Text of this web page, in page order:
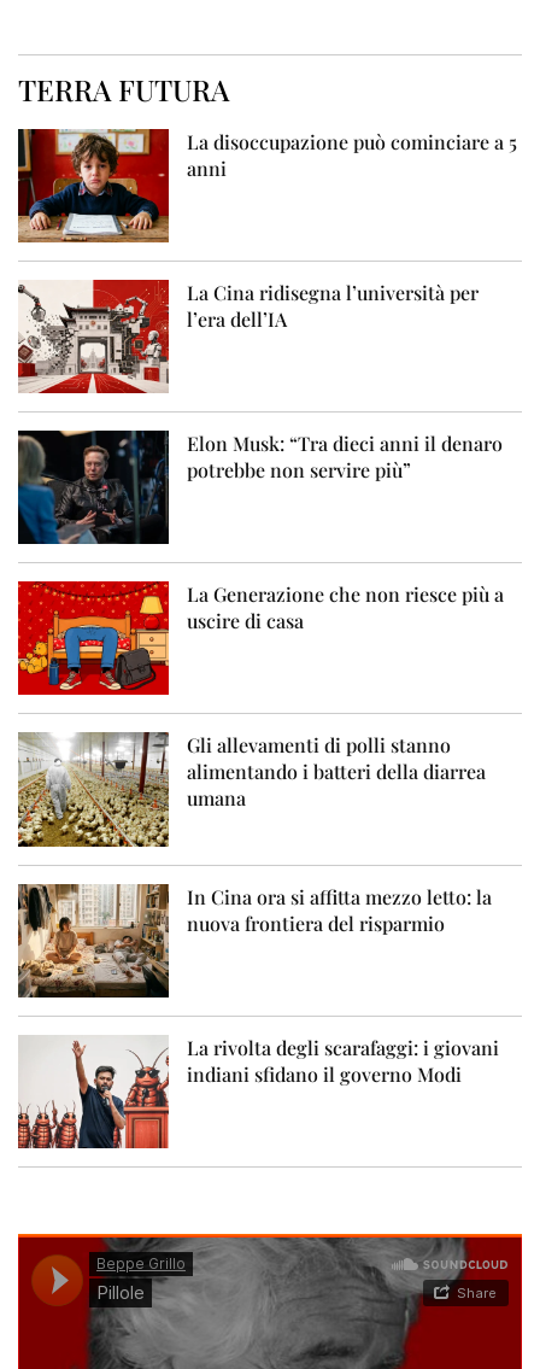
TERRA FUTURA
La disoccupazione può cominciare a 5
anni
La Cina ridisegna l’università per
l’era dell’IA
Elon Musk: “Tra dieci anni il denaro
potrebbe non servire più”
La Generazione che non riesce più a
uscire di casa
Gli allevamenti di polli stanno
alimentando i batteri della diarrea
umana
In Cina ora si affitta mezzo letto: la
nuova frontiera del risparmio
La rivolta degli scarafaggi: i giovani
indiani sfidano il governo Modi